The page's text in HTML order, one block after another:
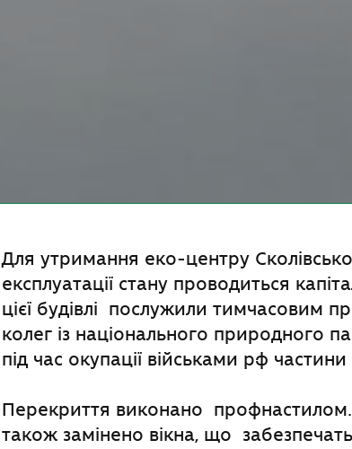
Для утримання еко-центру
експлуатації стану проводиться
цієї будівлі послужили тимчасовим
колег із національного природного
під час окупації військами рф
Перекриття виконано
також замінено вікна, що